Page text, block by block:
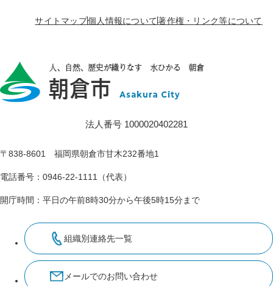
サイトマップ個人情報について著作権・リンク等について
法人番号 1000020402281
〒838-8601 福岡県朝倉市甘木232番地1
電話番号：0946-22-1111（代表）
開庁時間：平日の午前8時30分から午後5時15分まで
組織別連絡先一覧
メールでのお問い合わせ